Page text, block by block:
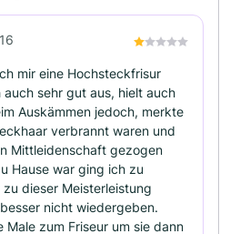
mir eine Hochsteckfrisur
auch sehr gut aus, hielt auch
Auskämmen jedoch, merkte
verbrannt waren und
Mittleidenschaft gezogen
Hause war ging ich zu
zu dieser Meisterleistung
nicht wiedergeben.
Male zum Friseur um sie dann